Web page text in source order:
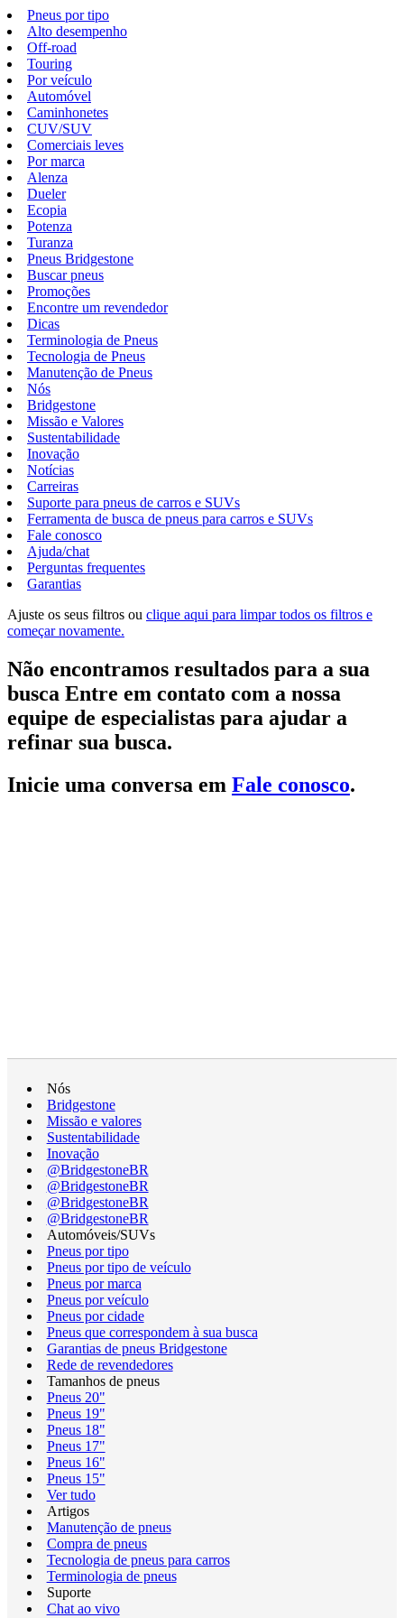
Pneus por tipo
Alto desempenho
Off-road
Touring
Por veículo
Automóvel
Caminhonetes
CUV/SUV
Comerciais leves
Por marca
Alenza
Dueler
Ecopia
Potenza
Turanza
Pneus Bridgestone
Buscar pneus
Promoções
Encontre um revendedor
Dicas
Terminologia de Pneus
Tecnologia de Pneus
Manutenção de Pneus
Nós
Bridgestone
Missão e Valores
Sustentabilidade
Inovação
Notícias
Carreiras
Suporte para pneus de carros e SUVs
Ferramenta de busca de pneus para carros e SUVs
Fale conosco
Ajuda/chat
Perguntas frequentes
Garantias
Ajuste os seus filtros ou clique aqui para limpar todos os filtros e
começar novamente.
Não encontramos resultados para a sua
busca Entre em contato com a nossa
equipe de especialistas para ajudar a
refinar sua busca.
Inicie uma conversa em Fale conosco.
Nós
Bridgestone
Missão e valores
Sustentabilidade
Inovação
@BridgestoneBR
@BridgestoneBR
@BridgestoneBR
@BridgestoneBR
Automóveis/SUVs
Pneus por tipo
Pneus por tipo de veículo
Pneus por marca
Pneus por veículo
Pneus por cidade
Pneus que correspondem à sua busca
Garantias de pneus Bridgestone
Rede de revendedores
Tamanhos de pneus
Pneus 20"
Pneus 19"
Pneus 18"
Pneus 17"
Pneus 16"
Pneus 15"
Ver tudo
Artigos
Manutenção de pneus
Compra de pneus
Tecnologia de pneus para carros
Terminologia de pneus
Suporte
Chat ao vivo